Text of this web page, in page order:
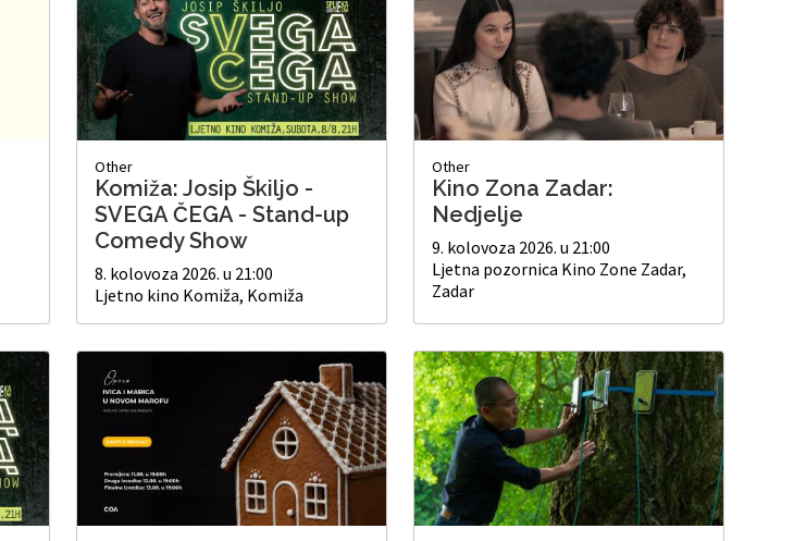
Other
Komiža: Josip Škiljo -
SVEGA ČEGA - Stand-up
Comedy Show
8. kolovoza 2026. u 21:00
Ljetno kino Komiža, Komiža
Other
Kino Zona Zadar:
Nedjelje
9. kolovoza 2026. u 21:00
Ljetna pozornica Kino Zone Zadar,
Zadar